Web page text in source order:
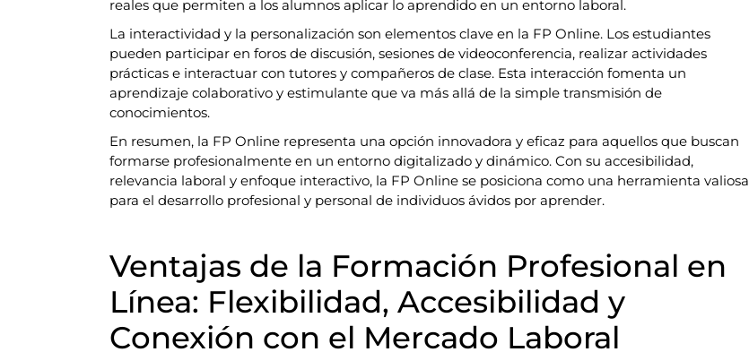
reales que permiten a los alumnos aplicar lo aprendido en un entorno laboral.
La interactividad y la personalización son elementos clave en la FP Online. Los estudiantes
pueden participar en foros de discusión, sesiones de videoconferencia, realizar actividades
prácticas e interactuar con tutores y compañeros de clase. Esta interacción fomenta un
aprendizaje colaborativo y estimulante que va más allá de la simple transmisión de
conocimientos.
En resumen, la FP Online representa una opción innovadora y eficaz para aquellos que buscan
formarse profesionalmente en un entorno digitalizado y dinámico. Con su accesibilidad,
relevancia laboral y enfoque interactivo, la FP Online se posiciona como una herramienta valiosa
para el desarrollo profesional y personal de individuos ávidos por aprender.
Ventajas de la Formación Profesional en
Línea: Flexibilidad, Accesibilidad y
Conexión con el Mercado Laboral